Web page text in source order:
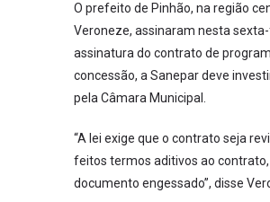
O prefeito de Pinhão, na região
Veroneze, assinaram nesta
assinatura do contrato de
concessão, a Sanepar deve
pela Câmara Municipal.
“A lei exige que o contrato seja
feitos termos aditivos ao
documento engessado”, disse